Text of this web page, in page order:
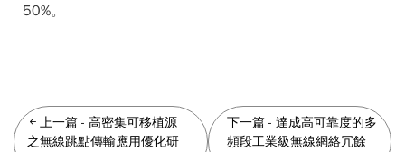
50%。
上一篇 - 高密集可移植源
之無線跳點傳輸應用優化研
下一篇 -達成高可靠度的多
頻段工業級無線網絡冗餘